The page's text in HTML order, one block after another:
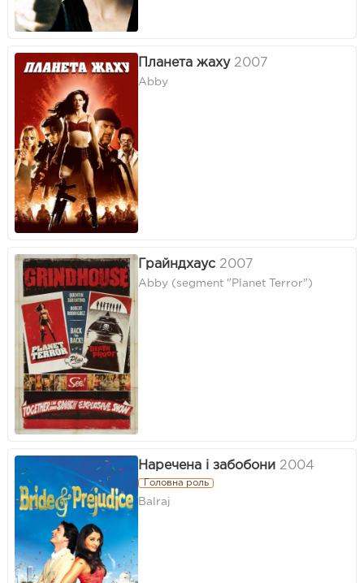
Планета жаху 2007
Abby
Грайндхаус 2007
Abby (segment "Planet Terror")
Наречена і забобони 2004
Головна роль
Balraj